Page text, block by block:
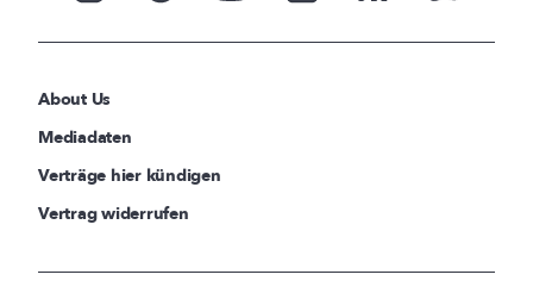
About Us
Mediadaten
Verträge hier kündigen
Vertrag widerrufen